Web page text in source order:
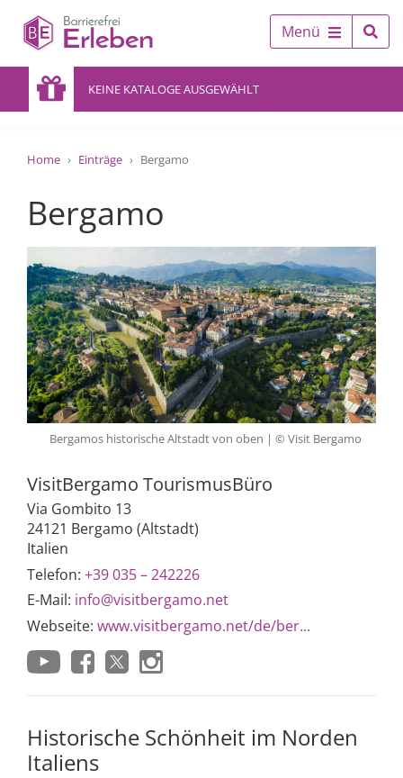
Menü
KEINE KATALOGE AUSGEWÄHLT
Home Einträge Bergamo
Bergamo
Bergamos historische Altstadt von oben | © Visit Bergamo
VisitBergamo TourismusBüro
Via Gombito 13
24121 Bergamo (Altstadt)
Italien
Telefon: +39 035 – 242226
E-Mail: info@visitbergamo.net
Webseite: www.visitbergamo.net/de/ber...
Historische Schönheit im Norden
Italiens